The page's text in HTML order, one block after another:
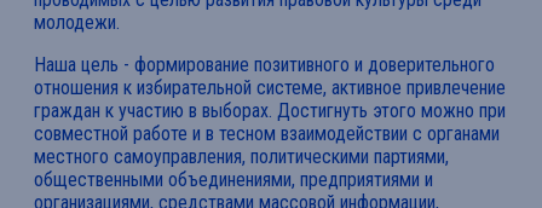
молодежи.
Наша цель - формирование позитивного и доверительного
отношения к избирательной системе, активное привлечение
граждан к участию в выборах. Достигнуть этого можно при
совместной работе и в тесном взаимодействии с органами
местного самоуправления, политическими партиями,
общественными объединениями, предприятиями и
организациями, средствами массовой информации,